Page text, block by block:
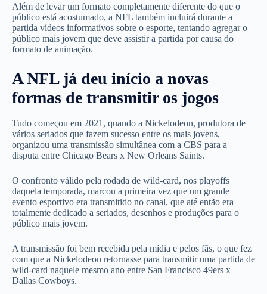
Além de levar um formato completamente diferente do que o
público está acostumado, a NFL também incluirá durante a
partida vídeos informativos sobre o esporte, tentando agregar o
público mais jovem que deve assistir a partida por causa do
formato de animação.
A NFL já deu início a novas
formas de transmitir os jogos
Tudo começou em 2021, quando a Nickelodeon, produtora de
vários seriados que fazem sucesso entre os mais jovens,
organizou uma transmissão simultânea com a CBS para a
disputa entre Chicago Bears x New Orleans Saints.
O confronto válido pela rodada de wild-card, nos playoffs
daquela temporada, marcou a primeira vez que um grande
evento esportivo era transmitido no canal, que até então era
totalmente dedicado a seriados, desenhos e produções para o
público mais jovem.
A transmissão foi bem recebida pela mídia e pelos fãs, o que fez
com que a Nickelodeon retornasse para transmitir uma partida de
wild-card naquele mesmo ano entre San Francisco 49ers x
Dallas Cowboys.